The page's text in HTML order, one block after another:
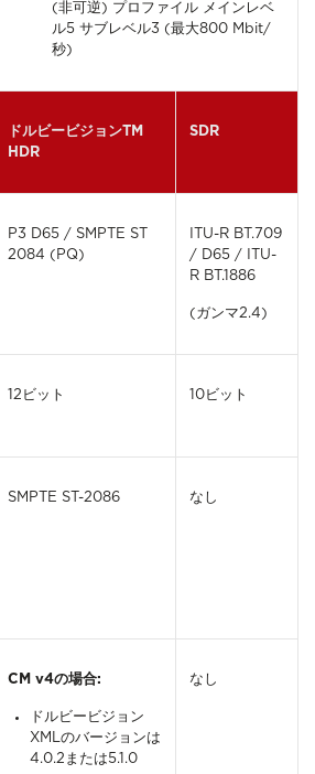
(非可逆) プロファイル メインレベ
ル5 サブレベル3 (最大800 Mbit/
秒)
ドルビービジョンTM
HDR
SDR
P3 D65 / SMPTE ST
2084 (PQ)
ITU-R BT.709
/ D65 / ITU-
R BT.1886
(ガンマ2.4)
12ビット 10ビット
SMPTE ST-2086 なし
CM v4の場合:
ドルビービジョン
XMLのバージョンは
4.0.2または5.1.0
なし